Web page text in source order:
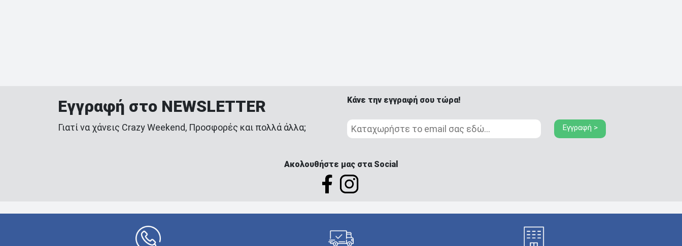
Εγγραφή στο NEWSLETTER
Γιατί να χάνεις Crazy Weekend, Προσφορές και πολλά άλλα;
Κάνε την εγγραφή σου τώρα!
Εγγραφή >
Ακολουθήστε μας στα Social